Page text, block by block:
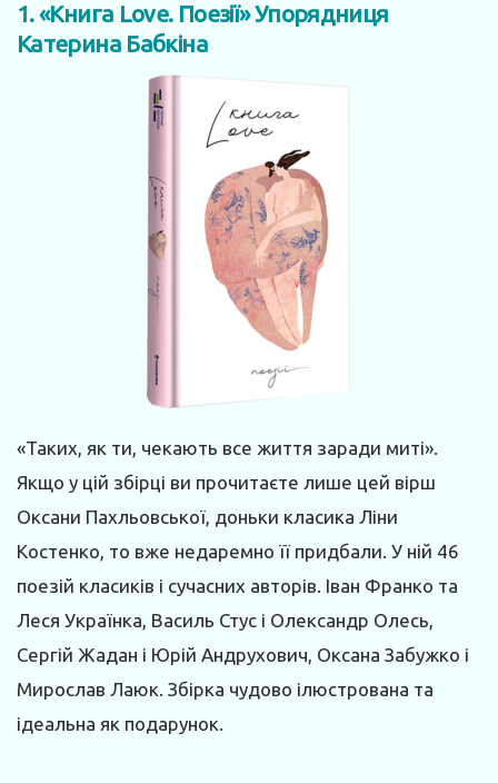
1. «Книга Love. Поезії» Упорядниця
Катерина Бабкіна
«Таких, як ти, чекають все життя заради миті».
Якщо у цій збірці ви прочитаєте лише цей вірш
Оксани Пахльовської, доньки класика Ліни
Костенко, то вже недаремно її придбали. У ній 46
поезій класиків і сучасних авторів. Іван Франко та
Леся Українка, Василь Стус і Олександр Олесь,
Сергій Жадан і Юрій Андрухович, Оксана Забужко і
Мирослав Лаюк. Збірка чудово ілюстрована та
ідеальна як подарунок.